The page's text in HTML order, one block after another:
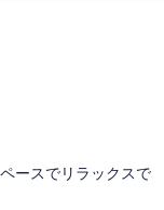
ースでリラックスで